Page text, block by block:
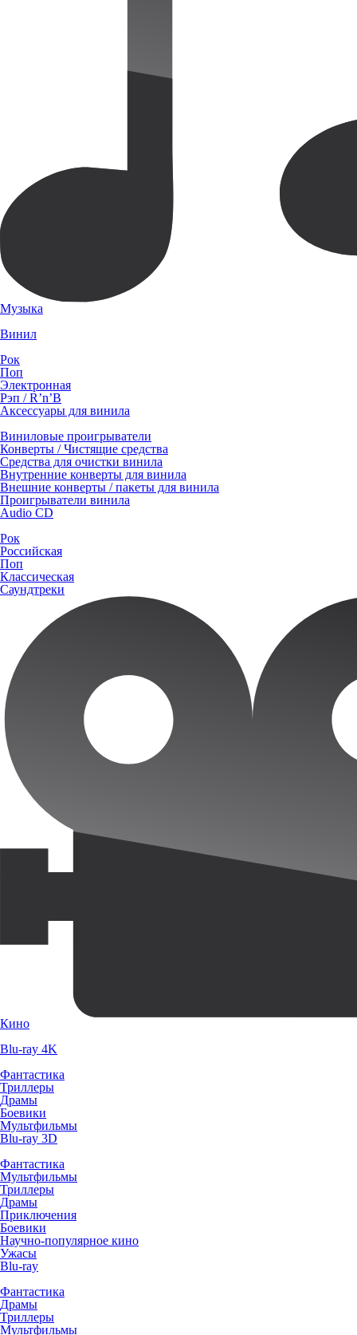
Музыка
Винил
Рок
Поп
Электронная
Рэп / R’n’B
Аксессуары для винила
Виниловые проигрыватели
Конверты / Чистящие средства
Средства для очистки винила
Внутренние конверты для винила
Внешние конверты / пакеты для винила
Проигрыватели винила
Audio CD
Рок
Российская
Поп
Классическая
Саундтреки
Кино
Blu-ray 4K
Фантастика
Триллеры
Драмы
Боевики
Мультфильмы
Blu-ray 3D
Фантастика
Мультфильмы
Триллеры
Драмы
Приключения
Боевики
Научно-популярное кино
Ужасы
Blu-ray
Фантастика
Драмы
Триллеры
Мультфильмы